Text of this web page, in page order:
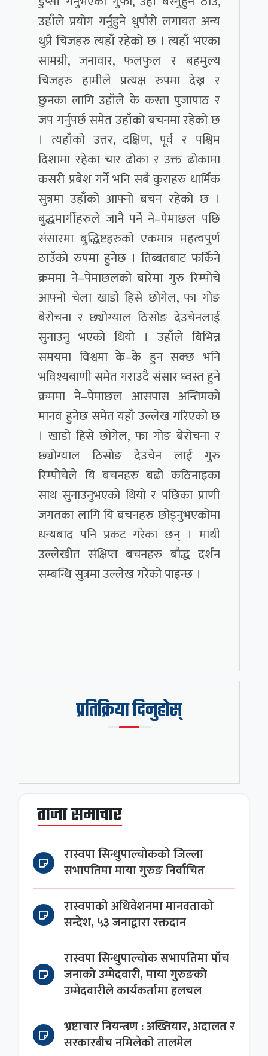
उहाँले प्रयोग गर्नुहुने धुपौरो लगायत अन्य
थुप्रै चिजहरु त्यहाँ रहेको छ । त्यहाँ भएका
सामग्री, जनावार, फलफुल र बहमुल्य
चिजहरु हामीले प्रत्यक्ष रुपमा देख्न र
छुनका लागि उहाँले के कस्ता पुजापाठ र
जप गर्नुपर्छ समेत उहाँको बचनमा रहेको छ
। त्यहाँको उत्तर, दक्षिण, पूर्व र पश्चिम
दिशामा रहेका चार ढोका र उक्त ढोकामा
कसरी प्रबेश गर्ने भनि सबै कुराहरु धार्मिक
सुत्रमा उहाँको आफ्नो बचन रहेको छ ।
बुद्धमार्गीहरुले जानै पर्ने ने–पेमाछल पछि
संसारमा बुद्धिष्टहरुको एकमात्र महत्वपुर्ण
ठाउँको रुपमा हुनेछ । तिब्बतबाट फर्किने
क्रममा ने–पेमाछलको बारेमा गुरु रिम्पोचे
आफ्नो चेला खाडो हिसे छोगेल, फा गोङ
बेरोचना र छ्योग्याल ठिसोङ देउचेनलाई
सुनाउनु भएको थियो । उहाँले बिभिन्न
समयमा विश्वमा के–के हुन सक्छ भनि
भविश्यबाणी समेत गराउदै संसार ध्वस्त हुने
क्रममा ने–पेमाछल आसपास अन्तिमको
मानव हुनेछ समेत यहाँ उल्लेख गरिएको छ
। खाडो हिसे छोगेल, फा गोङ बेरोचना र
छ्योग्याल ठिसोङ देउचेन लाई गुरु
रिम्पोचेले यि बचनहरु बढो कठिनाइका
साथ सुनाउनुभएको थियो र पछिका प्राणी
जगतका लागि यि बचनहरु छोड्नुभएकोमा
धन्यबाद पनि प्रकट गरेका छन् । माथी
उल्लेखीत संक्षिप्त बचनहरु बौद्ध दर्शन
सम्बन्धि सुत्रमा उल्लेख गरेको पाइन्छ ।
प्रतिक्रिया दिनुहोस्
ताजा समाचार
रास्वपा सिन्धुपाल्चोकको जिल्ला
सभापतिमा माया गुरुङ निर्वाचित
रास्वपाको अधिवेशनमा मानवताको
सन्देश, ५३ जनाद्वारा रक्तदान
रास्वपा सिन्धुपाल्चोक सभापतिमा पाँच
जनाको उम्मेदवारी, माया गुरुङको
उम्मेदवारीले कार्यकर्तामा हलचल
भ्रष्टाचार नियन्त्रण : अख्तियार, अदालत र
सरकारबीच नमिलेको तालमेल